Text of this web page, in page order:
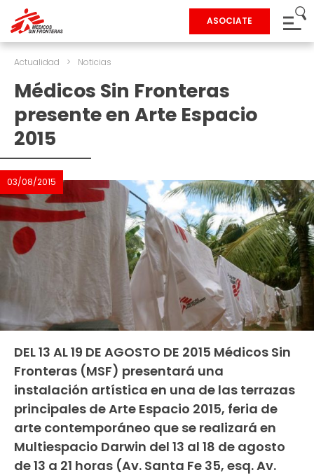
ASOCIATE
Actualidad > Noticias
Médicos Sin Fronteras
presente en Arte Espacio
2015
03/08/2015
DEL 13 AL 19 DE AGOSTO DE 2015 Médicos Sin
Fronteras (MSF) presentará una
instalación artística en una de las terrazas
principales de Arte Espacio 2015, feria de
arte contemporáneo que se realizará en
Multiespacio Darwin del 13 al 18 de agosto
de 13 a 21 horas (Av. Santa Fe 35, esq. Av.